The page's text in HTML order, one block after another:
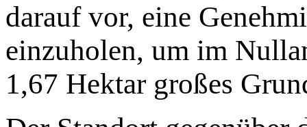
darauf vor, eine
einzuholen, um im
1,67 Hektar großes